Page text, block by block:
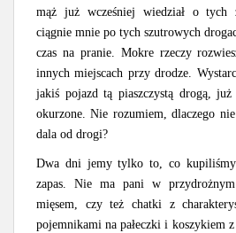
mąż już wcześniej wiedział o tych
ciągnie mnie po tych szutrowych
czas na pranie. Mokre rzeczy
innych miejscach przy drodze.
jakiś pojazd tą piaszczystą drogą,
okurzone. Nie rozumiem, dlaczego
dala od drogi?
Dwa dni jemy tylko to, co kupiliśmy
zapas. Nie ma pani w
mięsem, czy też chatki z
pojemnikami na pałeczki i koszykiem